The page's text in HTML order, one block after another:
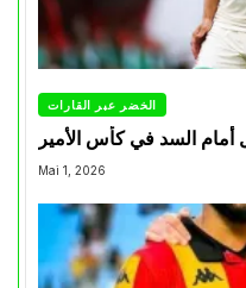
الخضر عبر القارات
السد في كأس الأمير
Mai 1, 2026